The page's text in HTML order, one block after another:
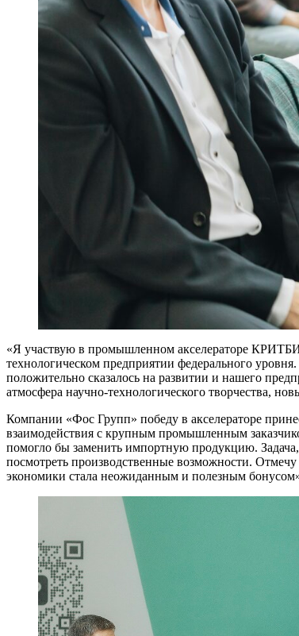
«Я участвую в промышленном акселераторе
технологическом предприятии федерального
положительно сказалось на развитии и нашего
атмосфера научно-технологического творчества,
Компании «Фос Групп» победу в акселераторе
взаимодействия с крупным промышленным
помогло бы заменить импортную продукцию.
посмотреть производственные возможности.
экономики стала неожиданным и полезным